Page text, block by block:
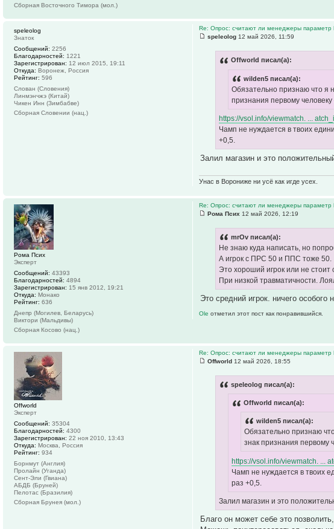
Сборная Восточного Тимора (мол.)
Re: Опрос: считают ли менеджеры
speleolog 12 май 2026, 11:59
Offworld писал(а):
wilden5 писал(а):
Обязательно признаю что я
признания первому человеку
https://vsol.info/viewmatch. ...
Чамп не нуждается в твоих
+0,5.
Залил магазин и это
Унас в Ворониже ни усё как игде усех.
speleolog
Знаток
Сообщений: 2256
Благодарностей: 1221
Зарегистрирован: 12 июл 2015, 19:11
Откуда: Воронеж, Россия
Рейтинг: 596
Слован (Словения)
Линмэнчжэ (Китай)
Чикен Инн (Зимбабве)
Сборная Словении (нац.)
Re: Опрос: считают ли менеджеры параметр
Рома Псих 12 май 2026, 12:19
mrOv писал(а):
Не знаю куда написать, но
А игрок с ПРС 50 и ППС тоже 50.
Это хороший игрок или не стоит
При низкой травматичности.
Это средний игрок. ничего
Oleотметил этот пост как понравившийся.
Рома Псих
Эксперт
Сообщений: 43393
Благодарностей: 4894
Зарегистрирован: 15 янв 2012, 19:21
Откуда: Монако
Рейтинг: 636
Днепр (Могилев, Беларусь)
Виктори (Мальдивы)
Сборная Косово (нац.)
Re: Опрос: считают ли менеджеры
Offworld 12 май 2026, 18:55
speleolog писал(а):
Offworld писал(а):
wilden5 писал(а):
Обязательно признаю
знак признания первому
https://vsol.info/viewmatch. ...
Чамп не нуждается в твоих
раз +0,5.
Залил магазин и это
Благо он может себе это
Offworld
Эксперт
Сообщений: 35304
Благодарностей: 4300
Зарегистрирован: 22 ноя 2010, 13:43
Откуда: Москва, Россия
Рейтинг: 934
Борнмут (Англия)
Пролайн (Уганда)
Сент-Эли (Гвиана)
АБДБ (Бруней)
Пелотас (Бразилия)
Сборная Брунея (мол.)